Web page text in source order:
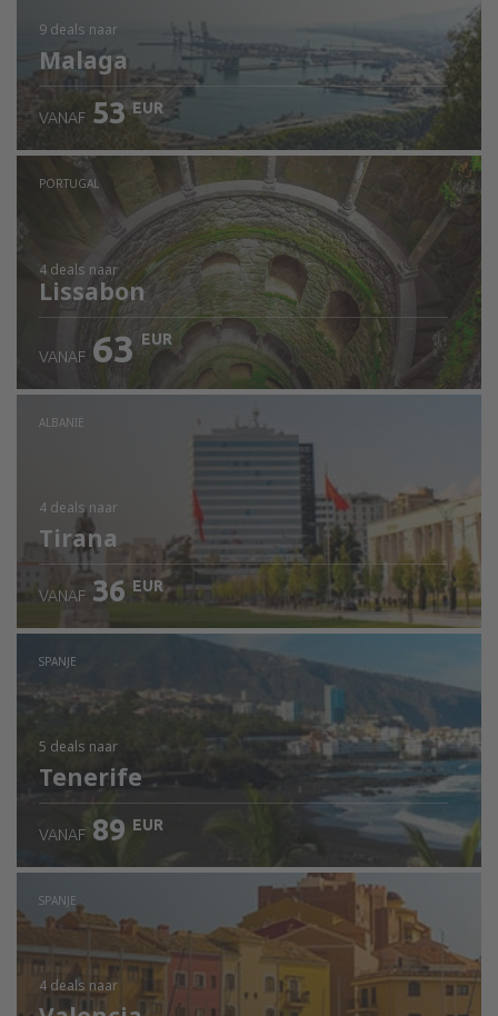
9 deals naar
Malaga
VANAF 53 EUR
PORTUGAL
4 deals naar
Lissabon
VANAF 63 EUR
ALBANIË
4 deals naar
Tirana
VANAF 36 EUR
SPANJE
5 deals naar
Tenerife
VANAF 89 EUR
SPANJE
4 deals naar